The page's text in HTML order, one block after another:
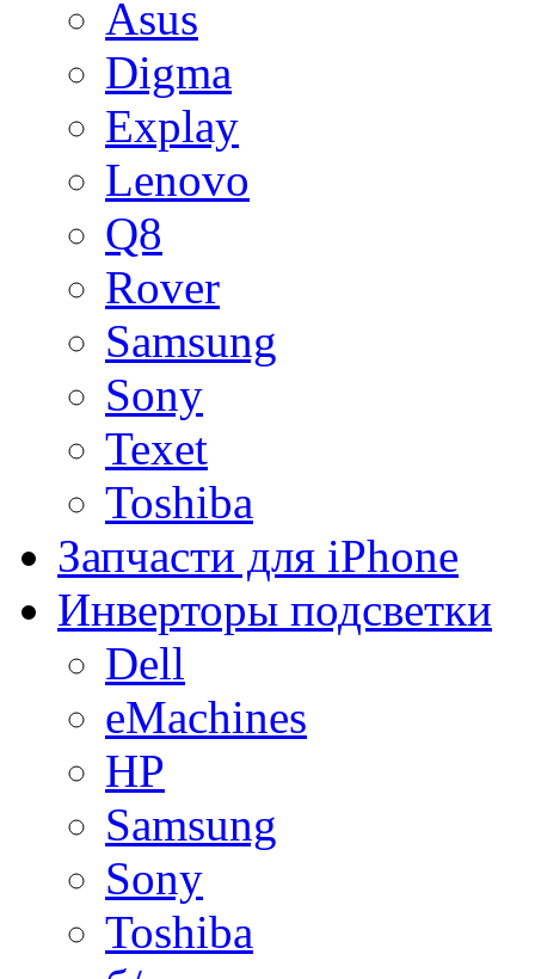
Asus
Digma
Explay
Lenovo
Q8
Rover
Samsung
Sony
Texet
Toshiba
Запчасти для iPhone
Инверторы подсветки
Dell
eMachines
HP
Samsung
Sony
Toshiba